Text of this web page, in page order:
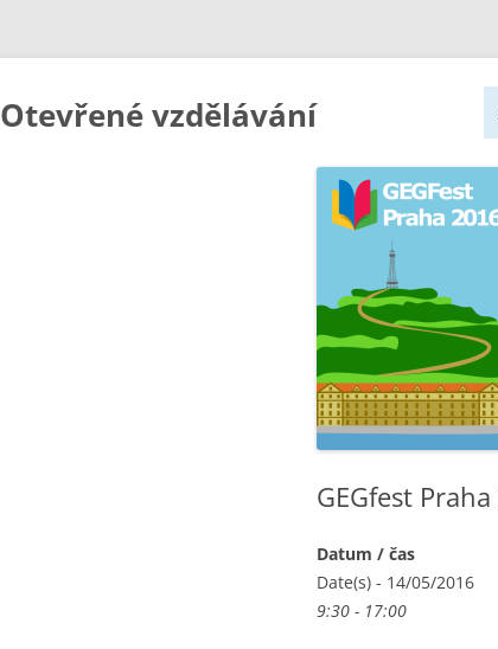
Otevřené vzdělávání
GEGfest
Datum / čas
Date(s) - 14/05/2016
9:30 - 17:00